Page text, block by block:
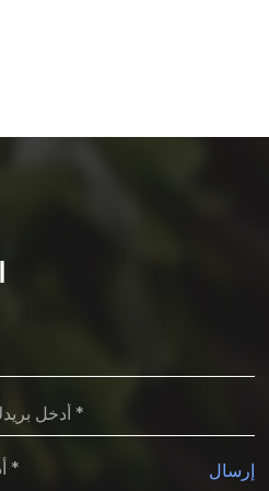
إرسال